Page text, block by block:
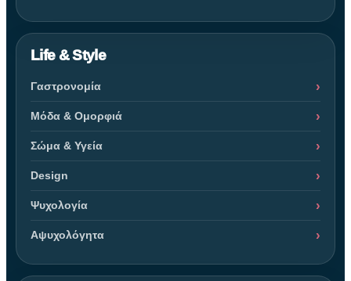
Life & Style
Γαστρονομία
Μόδα & Ομορφιά
Σώμα & Υγεία
Design
Ψυχολογία
Αψυχολόγητα